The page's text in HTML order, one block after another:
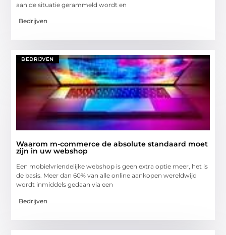
aan de situatie gerammeld wordt en
Bedrijven
BEDRIJVEN
Waarom m-commerce de absolute standaard moet
zijn in uw webshop
Een mobielvriendelijke webshop is geen extra optie meer, het is
de basis. Meer dan 60% van alle online aankopen wereldwijd
wordt inmiddels gedaan via een
Bedrijven